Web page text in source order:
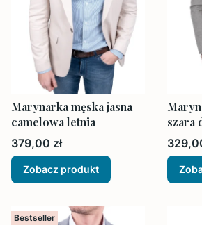
Marynarka męska jasna
camelowa letnia
Cena
379,00 zł
Zobacz produkt
szara
Cena
Bestseller